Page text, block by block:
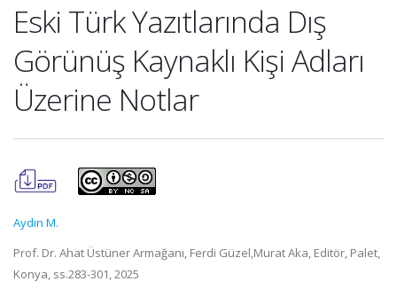
Eski Türk Yazıtlarında Dış
Görünüş Kaynaklı Kişi Adları
Üzerine Notlar
Aydın M.
Prof. Dr. Ahat Üstüner Armağanı, Ferdi Güzel,Murat Aka, Editör, Palet,
Konya, ss.283-301, 2025